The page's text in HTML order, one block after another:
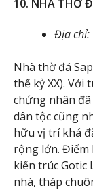
10. NHÀ THỜ
Địa chỉ:
Nhà thờ đá
thế kỷ XX). Với
chứng nhân
dân tộc cũng
hữu vị trí khá
rộng lớn. Điểm
kiến trúc Gotic
nhà, tháp